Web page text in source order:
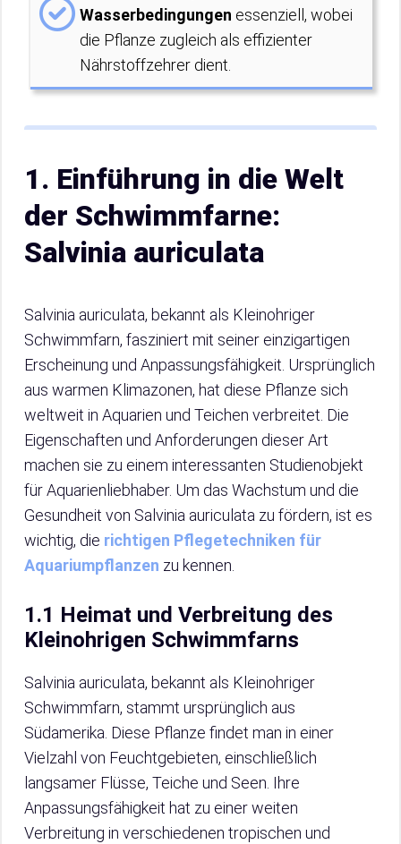
Wasserbedingungen essenziell, wobei
die Pflanze zugleich als effizienter
Nährstoffzehrer dient.
1. Einführung in die Welt
der Schwimmfarne:
Salvinia auriculata
Salvinia auriculata, bekannt als Kleinohriger
Schwimmfarn, fasziniert mit seiner einzigartigen
Erscheinung und Anpassungsfähigkeit. Ursprünglich
aus warmen Klimazonen, hat diese Pflanze sich
weltweit in Aquarien und Teichen verbreitet. Die
Eigenschaften und Anforderungen dieser Art
machen sie zu einem interessanten Studienobjekt
für Aquarienliebhaber. Um das Wachstum und die
Gesundheit von Salvinia auriculata zu fördern, ist es
wichtig, die richtigen Pflegetechniken für
Aquariumpflanzen zu kennen.
1.1 Heimat und Verbreitung des
Kleinohrigen Schwimmfarns
Salvinia auriculata, bekannt als Kleinohriger
Schwimmfarn, stammt ursprünglich aus
Südamerika. Diese Pflanze findet man in einer
Vielzahl von Feuchtgebieten, einschließlich
langsamer Flüsse, Teiche und Seen. Ihre
Anpassungsfähigkeit hat zu einer weiten
Verbreitung in verschiedenen tropischen und